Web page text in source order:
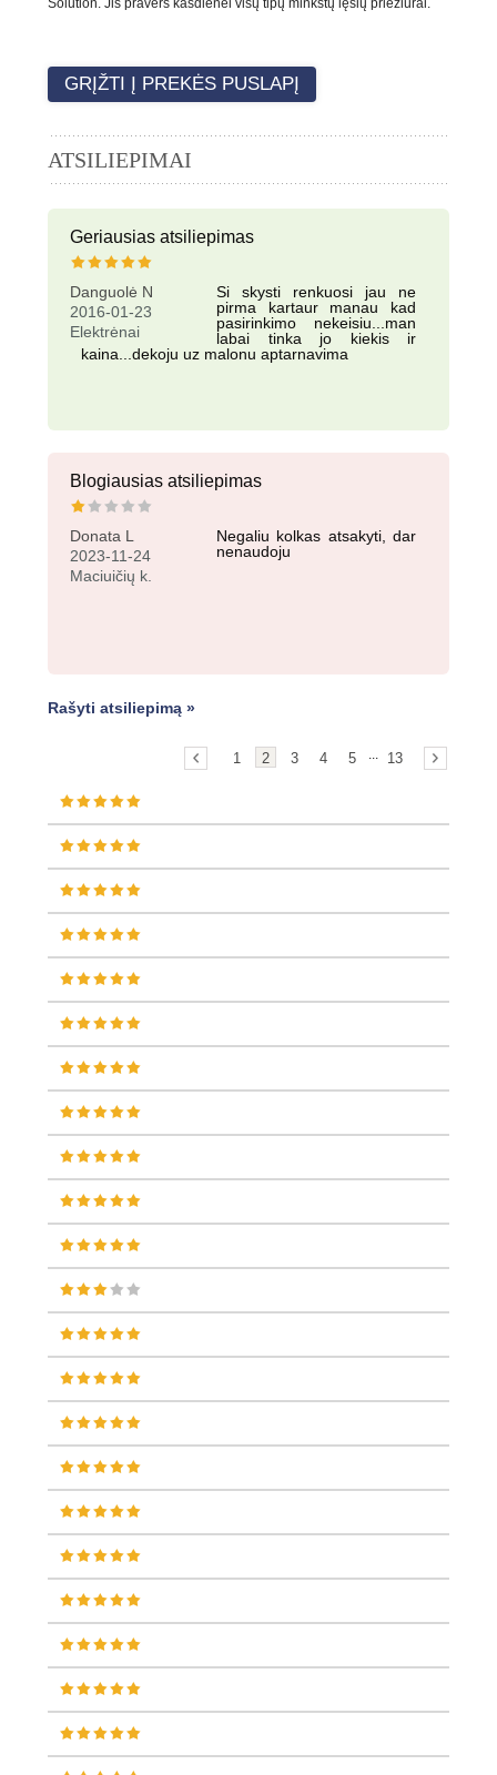
Solution. Jis pravers kasdienei visų tipų minkštų lęšių priežiūrai.
GRĮŽTI Į PREKĖS PUSLAPĮ
ATSILIEPIMAI
Geriausias atsiliepimas
Danguolė N
2016-01-23
Elektrėnai
Si skysti renkuosi jau ne
pirma kartaur manau kad
pasirinkimo nekeisiu...man
labai tinka jo kiekis ir
kaina...dekoju uz malonu aptarnavima
Blogiausias atsiliepimas
Donata L
2023-11-24
Maciuičių k.
Negaliu kolkas atsakyti, dar
nenaudoju
Rašyti atsiliepimą »
1 2 3 4 5 ... 13